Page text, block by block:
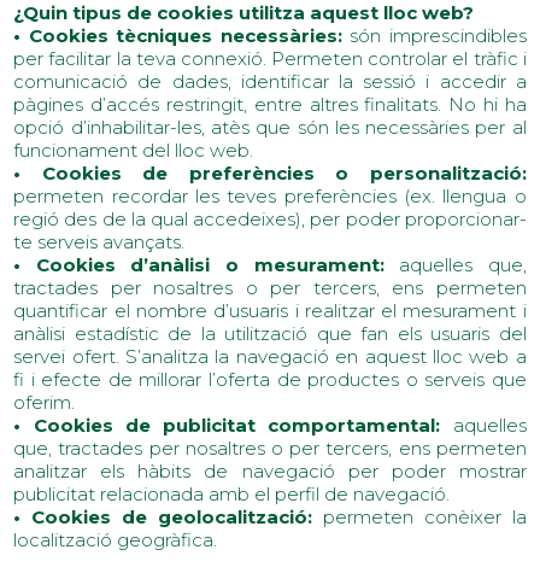
¿Quin tipus de cookies utilitza aquest lloc web?
• Cookies tècniques necessàries:són imprescindibles
per facilitar la teva connexió. Permeten controlar el tràfic i
comunicació de dades, identificar la sessió i accedir a
pàgines d’accés restringit, entre altres finalitats. No hi ha
opció d’inhabilitar-les, atès que són les necessàries per al
funcionament del lloc web.
• Cookies de preferències o personalització:
permeten recordar les teves preferències (ex. llengua o
regió des de la qual accedeixes), per poder proporcionar-
te serveis avançats.
• Cookies d’anàlisi o mesurament:aquelles que,
tractades per nosaltres o per tercers, ens permeten
quantificar el nombre d’usuaris i realitzar el mesurament i
anàlisi estadístic de la utilització que fan els usuaris del
servei ofert. S’analitza la navegació en aquest lloc web a
fi i efecte de millorar l’oferta de productes o serveis que
oferim.
• Cookies de publicitat comportamental: aquelles
que, tractades per nosaltres o per tercers, ens permeten
analitzar els hàbits de navegació per poder mostrar
publicitat relacionada amb el perfil de navegació.
• Cookies de geolocalització: permeten conèixer la
localització geogràfica.